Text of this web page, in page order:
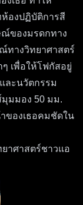
ห้องปฏิบัติการสี
ของมรดกทาง
ทางวิทยาศาสตร์
เพื่อให้โฟกัสอยู่
ละนวัตกรรม
มุมมอง 50 มม.
ของเธอคมชัดใน
าศาสตร์ชาวแอ